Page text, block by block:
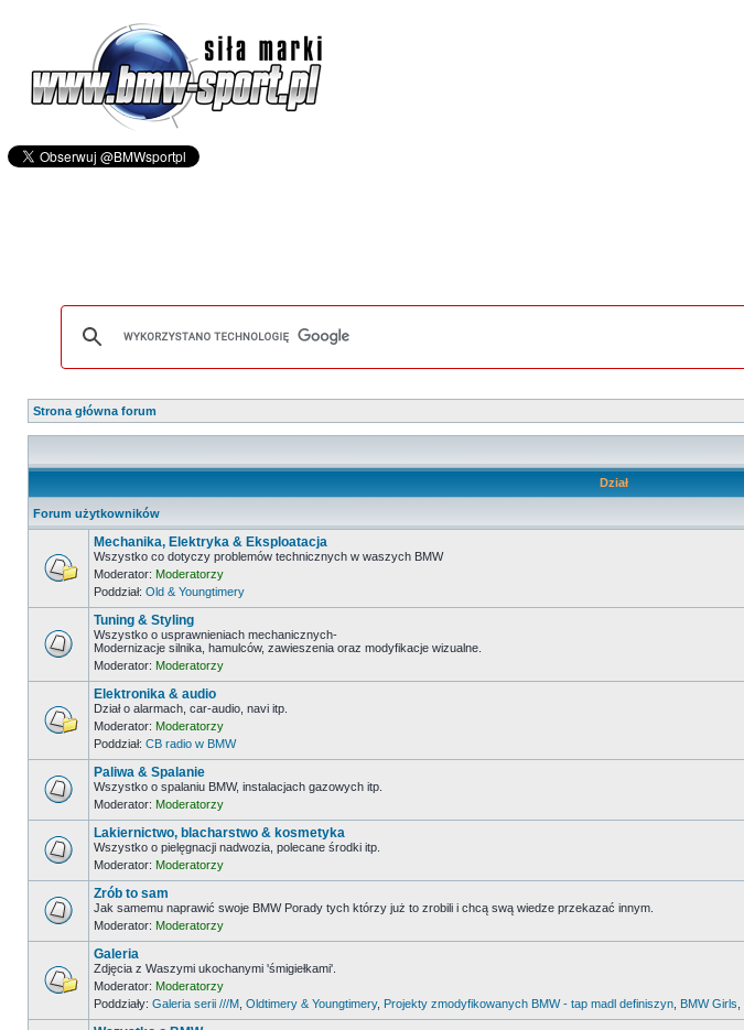
Strona główna forum
Dział
Forum użytkowników
Mechanika, Elektryka & Eksploatacja
Wszystko co dotyczy problemów technicznych w waszych BMW
Moderator: Moderatorzy
Poddział: Old & Youngtimery
Tuning & Styling
Wszystko o usprawnieniach mechanicznych-
Modernizacje silnika, hamulców, zawieszenia oraz modyfikacje wizualne.
Moderator: Moderatorzy
Elektronika & audio
Dział o alarmach, car-audio, navi itp.
Moderator: Moderatorzy
Poddział: CB radio w BMW
Paliwa & Spalanie
Wszystko o spalaniu BMW, instalacjach gazowych itp.
Moderator: Moderatorzy
Lakiernictwo, blacharstwo & kosmetyka
Wszystko o pielęgnacji nadwozia, polecane środki itp.
Moderator: Moderatorzy
Zrób to sam
Jak samemu naprawić swoje BMW Porady tych którzy już to zrobili i chcą swą wiedze przekazać innym.
Moderator: Moderatorzy
Galeria
Zdjęcia z Waszymi ukochanymi 'śmigiełkami'.
Moderator: Moderatorzy
Poddziały: Galeria serii ///M Oldtimery & Youngtimery, Projekty zmodyfikowanych BMW - tap madl definiszyn BMW Girls